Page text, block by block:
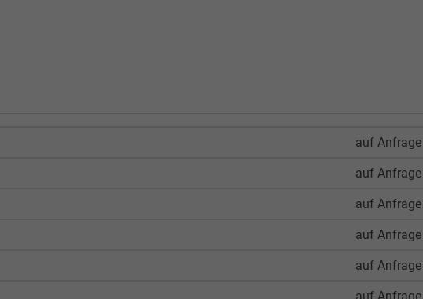
auf Anfrage
auf Anfrage
auf Anfrage
auf Anfrage
auf Anfrage